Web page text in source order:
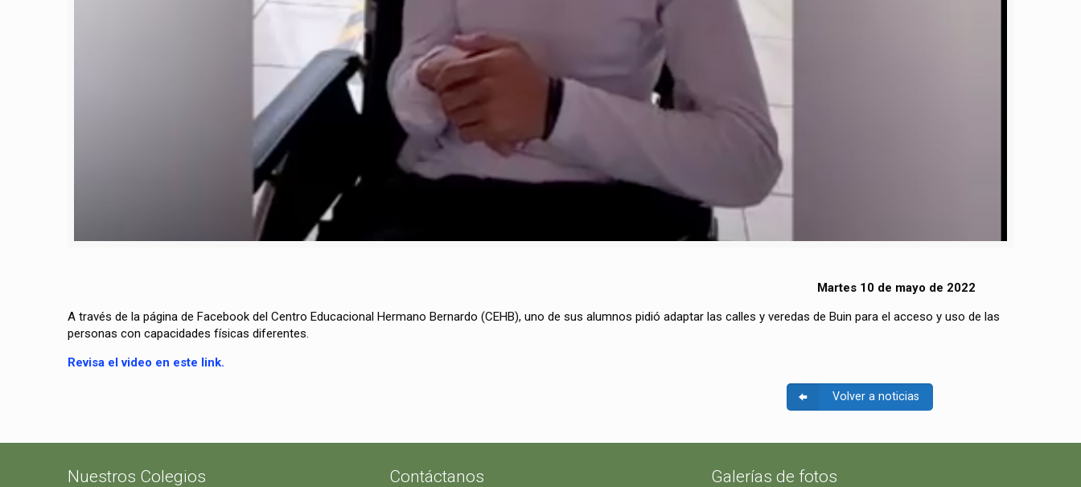
Martes 10 de mayo de 2022
A través de la página de Facebook del Centro Educacional Hermano Bernardo (CEHB), uno de sus alumnos pidió adaptar las calles y veredas de Buin para el acceso y uso de las
personas con capacidades físicas diferentes.
Revisa el video en este link.
Volver a noticias
Nuestros Colegios Contáctanos Galerías de fotos